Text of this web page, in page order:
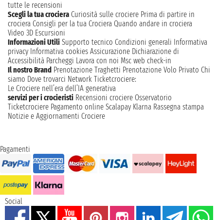
tutte le recensioni
Scegli la tua crociera Curiosità sulle crociere Prima di partire in
crociera Consigli per la tua Crociera Quando andare in crociera
Video 3D Escursioni
Informazioni Utili Supporto tecnico Condizioni generali Informativa
privacy Informativa cookies Assicurazione Dichiarazione di
Accessibilità Parcheggi Lavora con noi Msc web check-in
Il nostro Brand Prenotazione Traghetti Prenotazione Volo Privato Chi
siamo Dove trovarci Network Ticketcrociere:
Le Crociere nell’era dell’IA generativa
servizi per i crocieristi Recensioni crociere Osservatorio
Ticketcrociere Pagamento online Scalapay Klarna Rassegna stampa
Notizie e Aggiornamenti Crociere
Pagamenti
Social